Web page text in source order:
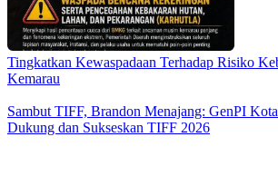
Tingkatkan Kewaspadaan Terhadap Risiko
Kemarau
Sambut TIFF, Brandon Menajang: ​GenPI
Dukung dan Sukseskan TIFF 2026